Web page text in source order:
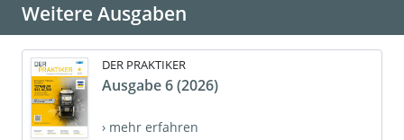
Weitere Ausgaben
DER PRAKTIKER
Ausgabe 6 (2026)
› mehr erfahren